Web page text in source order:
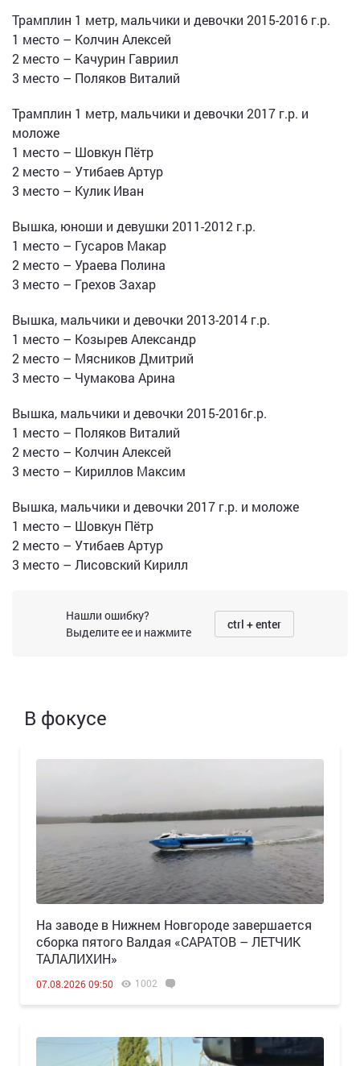
Трамплин 1 метр, мальчики и девочки 2015-2016 г.р.
1 место – Колчин Алексей
2 место – Качурин Гавриил
3 место – Поляков Виталий
Трамплин 1 метр, мальчики и девочки 2017 г.р. и
моложе
1 место – Шовкун Пётр
2 место – Утибаев Артур
3 место – Кулик Иван
Вышка, юноши и девушки 2011-2012 г.р.
1 место – Гусаров Макар
2 место – Ураева Полина
3 место – Грехов Захар
Вышка, мальчики и девочки 2013-2014 г.р.
1 место – Козырев Александр
2 место – Мясников Дмитрий
3 место – Чумакова Арина
Вышка, мальчики и девочки 2015-2016г.р.
1 место – Поляков Виталий
2 место – Колчин Алексей
3 место – Кириллов Максим
Вышка, мальчики и девочки 2017 г.р. и моложе
1 место – Шовкун Пётр
2 место – Утибаев Артур
3 место – Лисовский Кирилл
Нашли ошибку?
Выделите ее и нажмите
ctrl + enter
В фокусе
Н️а заводе в Нижнем Новгороде завершается
сборка пятого Валдая «САРАТОВ – ЛЕТЧИК
ТАЛАЛИХИН»
07.08.2026 09:50 1002